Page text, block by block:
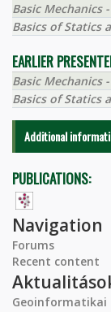
Basic Mechanics -
Basics of Statics
EARLIER
Basic Mechanics -
Basics of Statics
Additional
PUBLICATIONS:
Navigation
Forums
Recent content
Geoinformatikai